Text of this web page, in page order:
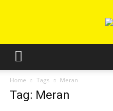
Home Tags Meran
Tag: Meran